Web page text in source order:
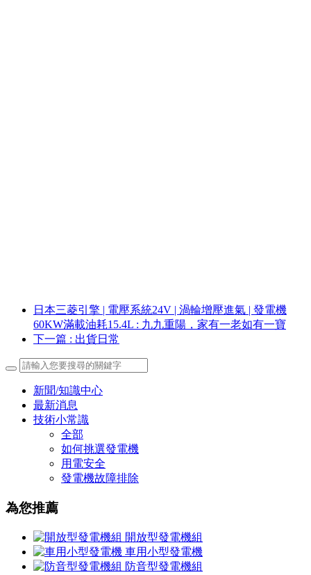
日本三菱引擎 | 電壓系統24V | 渦輪增壓進氣 | 發電機
60KW滿載油耗15.4L : 九九重陽，家有一老如有一寶
下一篇 : 出貨日常
新聞/知識中心
最新消息
技術小常識
全部
如何挑選發電機
用電安全
發電機故障排除
為您推薦
開放型發電機組
車用小型發電機
防音型發電機組